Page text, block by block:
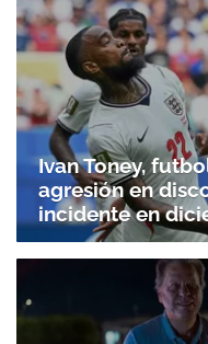
Ivan Toney,
agresión en
incidente en